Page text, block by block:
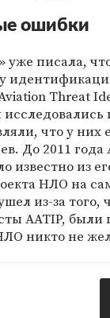
ошибки
уже писала,
Threat
что у них
До 2011 года
известно из
НЛО на
из-за
AATIP,
никто не